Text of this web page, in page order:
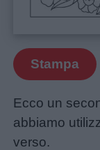
giornate
Filastrocche
Lavoretti
Stampa
Ecco un
abbiamo
verso.